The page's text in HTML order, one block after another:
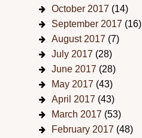
October 2017 (14)
September 2017 (16)
August 2017 (7)
July 2017 (28)
June 2017 (28)
May 2017 (43)
April 2017 (43)
March 2017 (53)
February 2017 (48)